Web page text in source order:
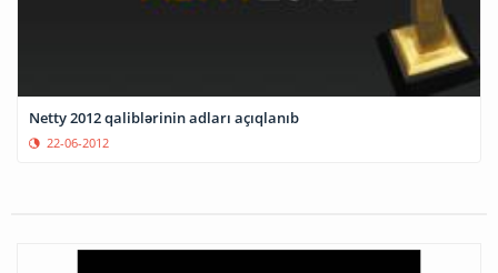
Netty 2012 qaliblərinin adları açıqlanıb
22-06-2012